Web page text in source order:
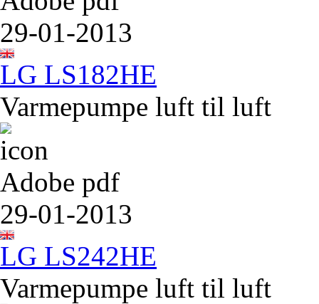
29-01-2013
LG LS182HE
Varmepumpe luft til luft
Adobe pdf
29-01-2013
LG LS242HE
Varmepumpe luft til luft